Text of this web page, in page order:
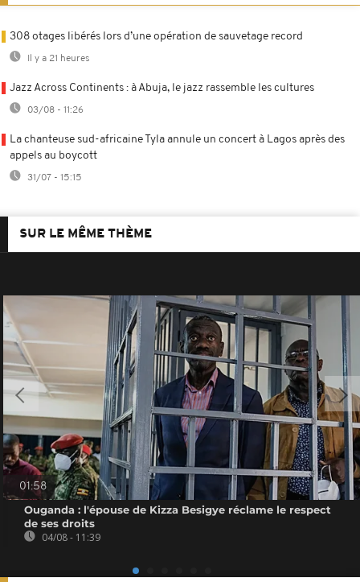
308 otages libérés lors d’une opération de sauvetage record
Il y a 21 heures
Jazz Across Continents : à Abuja, le jazz rassemble les cultures
03/08 - 11:26
La chanteuse sud-africaine Tyla annule un concert à Lagos après des
appels au boycott
31/07 - 15:15
SUR LE MÊME THÈME
01:58
Ouganda : l'épouse de Kizza Besigye réclame le respect
de ses droits
04/08 - 11:39